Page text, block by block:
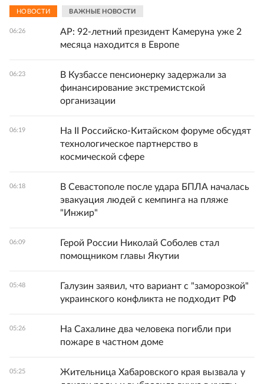
НОВОСТИ ВАЖНЫЕ НОВОСТИ
06:26
AP: 92-летний президент Камеруна уже 2
месяца находится в Европе
06:23
В Кузбассе пенсионерку задержали за
финансирование экстремистской
организации
06:19
На II Российско-Китайском форуме обсудят
технологическое партнерство в
космической сфере
06:18
В Севастополе после удара БПЛА началась
эвакуация людей с кемпинга на пляже
"Инжир"
06:09
Герой России Николай Соболев стал
помощником главы Якутии
05:48
Галузин заявил, что вариант с "заморозкой"
украинского конфликта не подходит РФ
05:26
На Сахалине два человека погибли при
пожаре в частном доме
05:25
Жительница Хабаровского края вызвала у